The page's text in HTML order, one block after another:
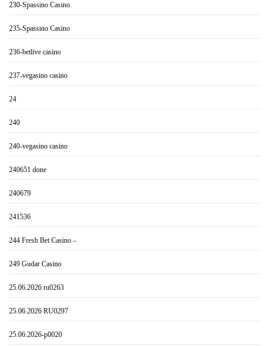
230-Spassino Casino
235-Spassino Casino
236-betlive casino
237-vegasino casino
24
240
240-vegasino casino
240651 done
240679
241536
244 Fresh Bet Casino –
249 Gudar Casino
25.06.2026 ru0263
25.06.2026 RU0297
25.06.2026-p0020